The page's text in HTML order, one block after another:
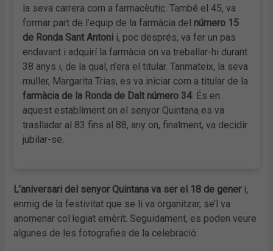
la seva carrera com a farmacèutic. També el 45, va
formar part de l’equip de la farmàcia del número 15
de Ronda Sant Antoni i, poc després, va fer un pas
endavant i adquirí la farmàcia on va treballar-hi durant
38 anys i, de la qual, n’era el titular. Tanmateix, la seva
muller, Margarita Trias, es va iniciar com a titular de la
farmàcia de la Ronda de Dalt número 34. És en
aquest establiment on el senyor Quintana es va
traslladar al 83 fins al 88, any on, finalment, va decidir
jubilar-se.
L’aniversari del senyor Quintana va ser el 18 de generi,
enmig de la festivitat que se li va organitzar, se’l va
anomenar col·legiat emèrit. Seguidament, es poden veure
algunes de les fotografies de la celebració: